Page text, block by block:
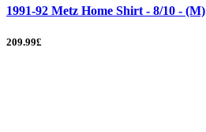
1991-92 Metz Home Shirt - 8/10 - (M)
209.99£